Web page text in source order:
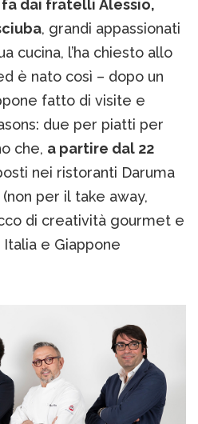
dai fratelli Alessio,
, grandi appassionati
cucina, l’ha chiesto allo
è nato così – dopo un
fatto di visite e
due per piatti per
che, a partire dal 22
nei ristoranti Daruma
per il take away,
di creatività gourmet e
e Giappone